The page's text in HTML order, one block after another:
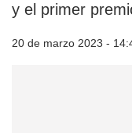
y el primer
20 de marzo 2023 -